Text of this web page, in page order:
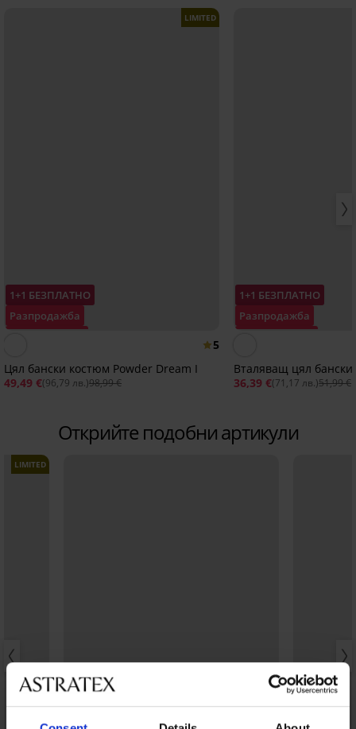
1+1 БЕЗПЛАТНО
Разпродажба
LIMITED
5
Цял бански костюм Powder Dream I
49,49 €(96,79 лв.)98,99 €
1+1 БЕЗПЛАТНО
Разпродажба
Вталяващ цял
36,39 €(71,17 лв.)51,99 €
Открийте подобни артикули
LIMITED